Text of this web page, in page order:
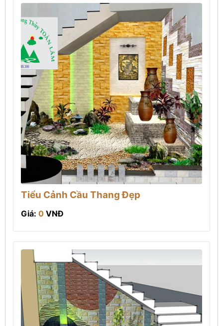
Tiểu Cảnh Cầu Thang Đẹp
Giá: 0 VNĐ